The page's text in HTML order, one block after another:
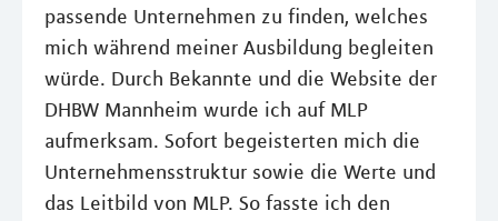
passende Unternehmen zu finden, welches
mich während meiner Ausbildung begleiten
würde. Durch Bekannte und die Website der
DHBW Mannheim wurde ich auf MLP
aufmerksam. Sofort begeisterten mich die
Unternehmensstruktur sowie die Werte und
das Leitbild von MLP. So fasste ich den